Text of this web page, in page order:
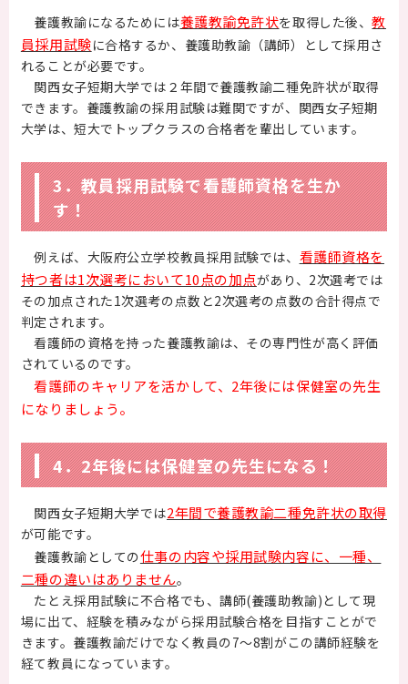
養護教諭になるためには養護教諭免許状を取得した後、教
員採用試験に合格するか、養護助教諭（講師）として採用さ
れることが必要です。
関西女子短期大学では２年間で養護教諭二種免許状が取得
できます。養護教諭の採用試験は難関ですが、関西女子短期
大学は、短大でトップクラスの合格者を輩出しています。
3．教員採用試験で看護師資格を生か
す！
例えば、大阪府公立学校教員採用試験では、 看護師資格を
持つ者は1次選考において10点の加点があり、2次選考では
その加点された1次選考の点数と2次選考の点数の合計得点で
判定されます。
看護師の資格を持った養護教諭は、その専門性が高く評価
されているのです。
看護師のキャリアを活かして、2年後には保健室の先生
になりましょう。
4．2年後には保健室の先生になる！
関西女子短期大学では2年間で養護教諭二種免許状の取得
が可能です。
養護教諭としての仕事の内容や採用試験内容に、一種、
二種の違いはありません。
たとえ採用試験に不合格でも、講師(養護助教諭)として現
場に出て、経験を積みながら採用試験合格を目指すことがで
きます。養護教諭だけでなく教員の7～8割がこの講師経験を
経て教員になっています。